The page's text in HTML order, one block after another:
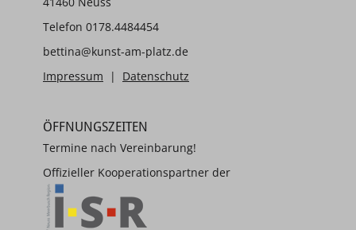
Telefon 0178.4484454
bettina@kunst-am-platz.de
Impressum | Datenschutz
ÖFFNUNGSZEITEN
Termine nach Vereinbarung!
Offizieller Kooperationspartner der